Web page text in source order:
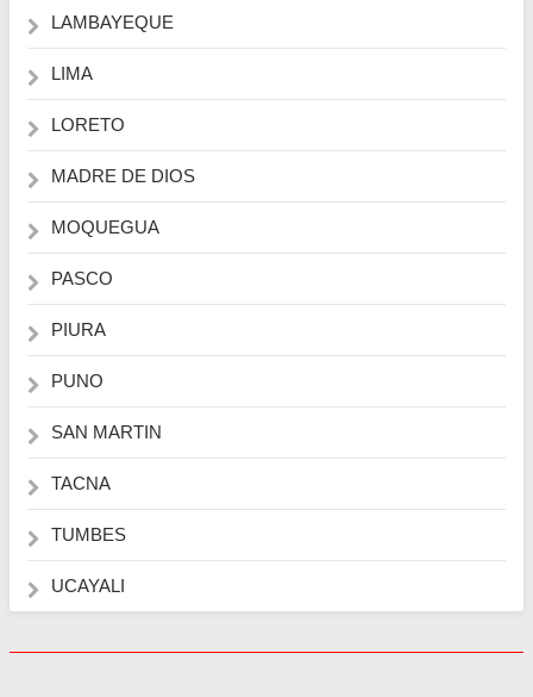
LAMBAYEQUE
LIMA
LORETO
MADRE DE DIOS
MOQUEGUA
PASCO
PIURA
PUNO
SAN MARTIN
TACNA
TUMBES
UCAYALI